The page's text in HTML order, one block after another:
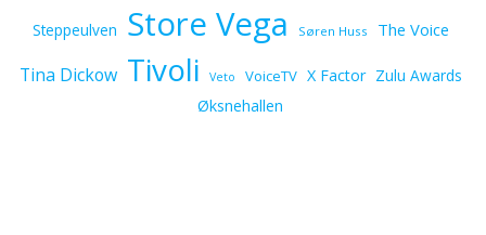
Steppeulven Store Vega Søren Huss The Voice
Tina Dickow Tivoli Veto VoiceTV X Factor Zulu Awards
Øksnehallen